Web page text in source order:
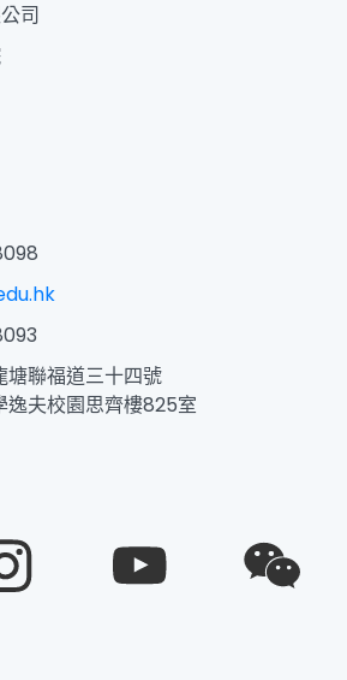
司
塘聯福道三十四號
逸夫校園思齊樓825室